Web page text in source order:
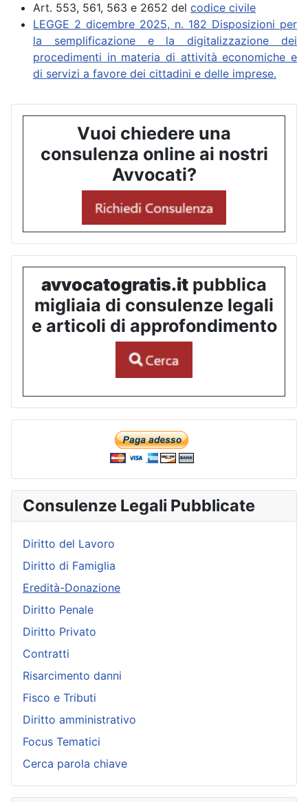
Art. 553, 561, 563 e 2652 del codice civile
LEGGE 2 dicembre 2025, n. 182 Disposizioni per
la semplificazione e la digitalizzazione dei
procedimenti in materia di attività economiche e
di servizi a favore dei cittadini e delle imprese.
Vuoi chiedere una
consulenza online ai nostri
Avvocati?
avvocatogratis.it pubblica
migliaia di consulenze legali
e articoli di approfondimento
Consulenze Legali Pubblicate
Diritto del Lavoro
Diritto di Famiglia
Eredità-Donazione
Diritto Penale
Diritto Privato
Contratti
Risarcimento danni
Fisco e Tributi
Diritto amministrativo
Focus Tematici
Cerca parola chiave